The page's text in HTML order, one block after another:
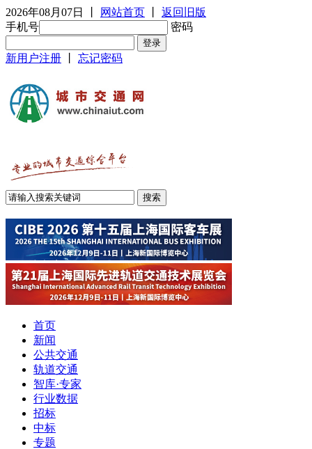
2026年08月07日 网站首页
返回旧版
手机号
密码
新用户注册 忘记密码
首页
新闻
公共交通
轨道交通
智库·专家
行业数据
招标
中标
专题